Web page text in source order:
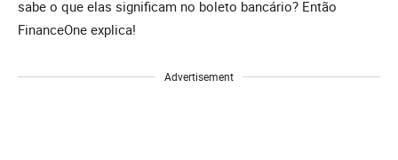
sabe o que elas significam no boleto bancário? Então
FinanceOne explica!
Advertisement